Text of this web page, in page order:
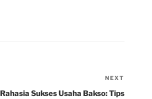
Post
NEXT
Rahasia Sukses Usaha Bakso: Tips